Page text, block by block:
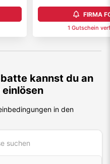
FIRMA
1 Gutschein
kannst du an
in den